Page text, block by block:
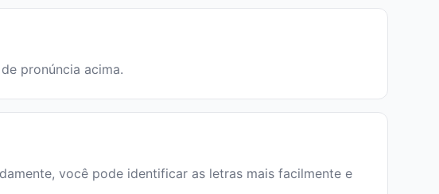
pronúncia acima.
você pode identificar as letras mais facilmente e